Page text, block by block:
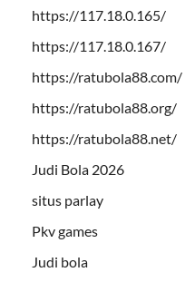
https://117.18.0.165/
https://117.18.0.167/
https://ratubola88.com/
https://ratubola88.org/
https://ratubola88.net/
Judi Bola 2026
situs parlay
Pkv games
Judi bola